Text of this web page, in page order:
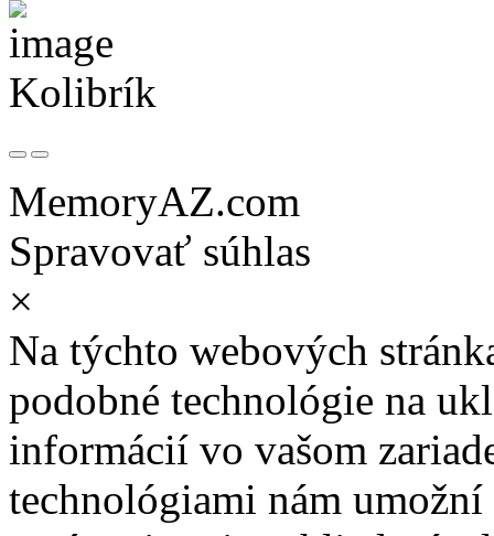
Kolibrík
MemoryAZ.com
Spravovať súhlas
×
Na týchto webových
podobné technológie na
informácií vo vašom
technológiami nám